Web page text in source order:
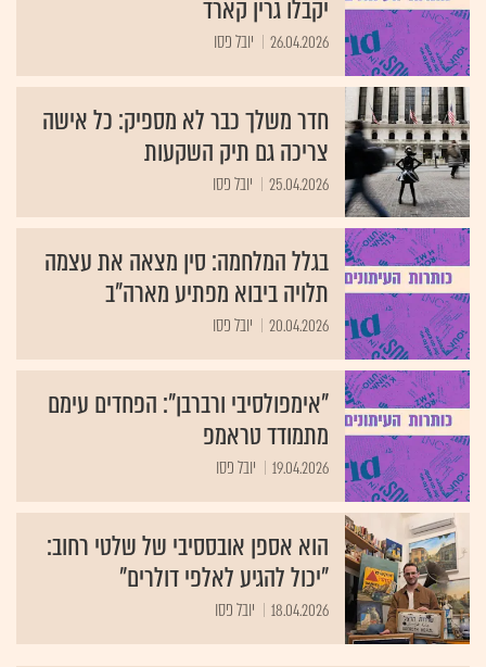
יקבלו גרין קארד
26.04.2026 יובל פסו
חדר משלך כבר לא מספיק: כל אישה
צריכה גם תיק השקעות
25.04.2026 יובל פסו
בגלל המלחמה: סין מצאה את עצמה
תלויה ביבוא מפתיע מארה"ב
20.04.2026 יובל פסו
"אימפולסיבי ורברבן": הפחדים עימם
מתמודד טראמפ
19.04.2026 יובל פסו
הוא אספן אובססיבי של שלטי רחוב:
"יכול להגיע לאלפי דולרים"
18.04.2026 יובל פסו